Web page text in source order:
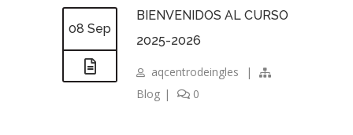
08 Sep
BIENVENIDOS AL CURSO
2025-2026
aqcentrodeingles
|
Blog | 0